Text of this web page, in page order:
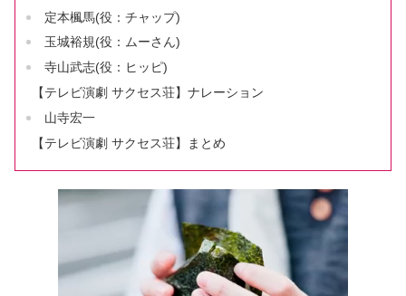
定本楓馬(役：チャップ)
玉城裕規(役：ムーさん)
寺山武志(役：ヒッピ)
【テレビ演劇 サクセス荘】ナレーション
山寺宏一
【テレビ演劇 サクセス荘】まとめ